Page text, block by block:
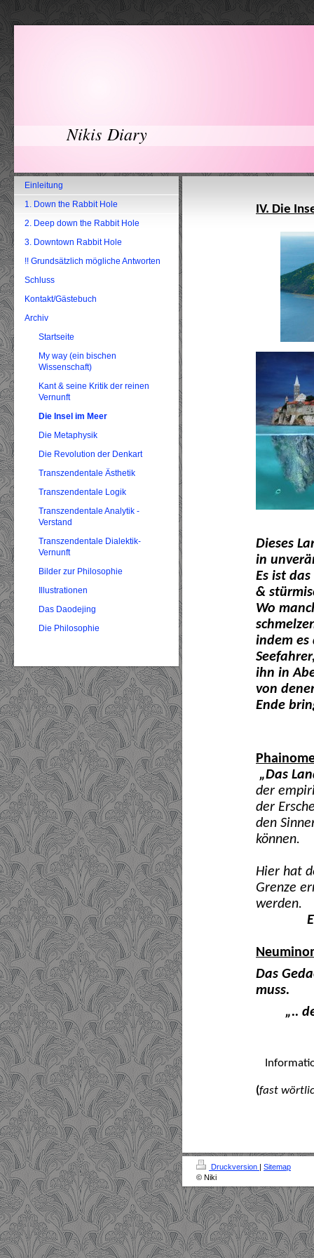
Nikis Diary
Einleitung
1. Down the Rabbit Hole
2. Deep down the Rabbit Hole
3. Downtown Rabbit Hole
!! Grundsätzlich mögliche Antworten
Schluss
Kontakt/Gästebuch
Archiv
Startseite
My way (ein bischen
Wissenschaft)
Kant & seine Kritik der reinen
Vernunft
Die Insel im Meer
Die Metaphysik
Die Revolution der Denkart
Transzendentale Ästhetik
Transzendentale Logik
Transzendentale Analytik -
Verstand
Transzendentale Dialektik-
Vernunft
Bilder zur Philosophie
Illustrationen
Das Daodejing
Die Philosophie
IV. Die
Dieses
in
Es ist
&
Wo
indem es
ihn in
von
Ende
„Das
der
der
den
können.
Hier hat
Grenze
werden.
Das
muss.
„..
(fast
Druckversion
Sitemap
© Niki